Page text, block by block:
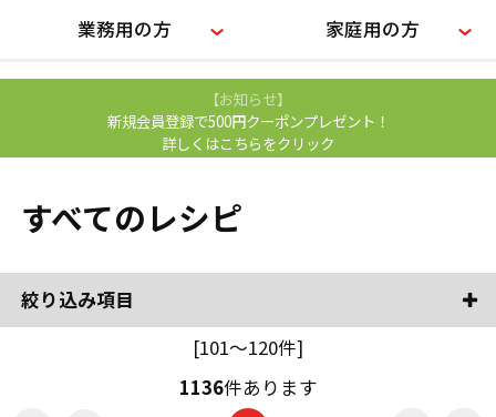
業務用の方 家庭用の方
【お知らせ】
新規会員登録で500円クーポンプレゼント！
詳しくはこちらをクリック
すべてのレシピ
絞り込み項目
[101～120件]
1136件あります